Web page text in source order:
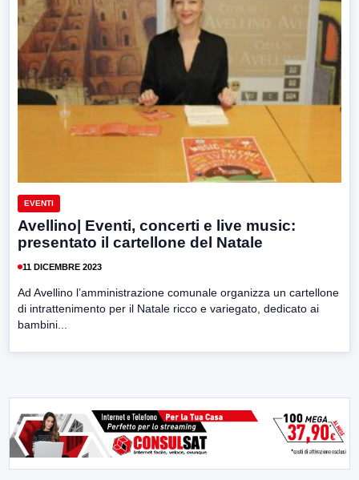
EVENTI
Avellino| Eventi, concerti e live music:
presentato il cartellone del Natale
11 DICEMBRE 2023
Ad Avellino l’amministrazione comunale organizza un cartellone
di intrattenimento per il Natale ricco e variegato, dedicato ai
bambini...